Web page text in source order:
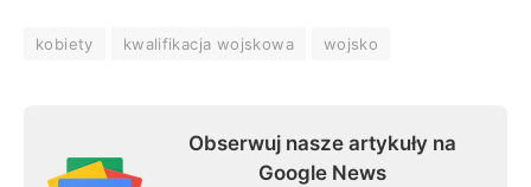
kobiety kwalifikacja wojskowa wojsko
Obserwuj nasze artykuły na
Google News